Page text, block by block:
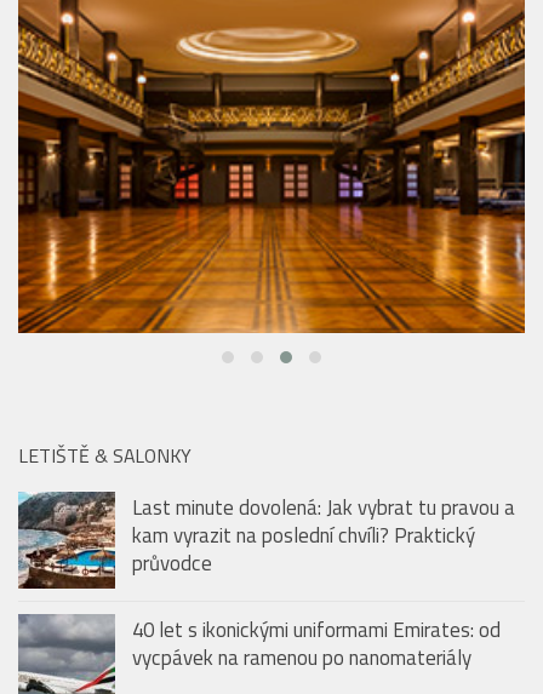
Last minute dovolená: Jak vybrat tu pravou a
kam vyrazit na poslední chvíli? Praktický
průvodce
40 let s ikonickými uniformami Emirates: od
vycpávek na ramenou po nanomateriály